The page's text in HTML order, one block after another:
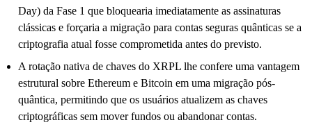
Day) da Fase 1 que bloquearia imediatamente as assinaturas
clássicas e forçaria a migração para contas seguras quânticas se a
criptografia atual fosse comprometida antes do previsto.
A rotação nativa de chaves do XRPL lhe confere uma vantagem
estrutural sobre Ethereum e Bitcoin em uma migração pós-
quântica, permitindo que os usuários atualizem as chaves
criptográficas sem mover fundos ou abandonar contas.